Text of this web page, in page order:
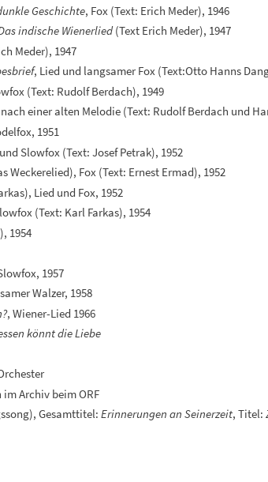
Geschichte, Fox (Text: Erich Meder), 1946
indische Wienerlied(Text Erich Meder), 1947
Meder), 1947
, Lied und langsamer Fox (Text:Otto Hanns
(Text: Rudolf Berdach), 1949
einer alten Melodie (Text: Rudolf Berdach und
1951
Slowfox (Text: Josef Petrak), 1952
Weckerelied), Fox (Text: Ernest Ermad), 1952
Lied und Fox, 1952
(Text: Karl Farkas), 1954
1954
1957
Walzer, 1958
, Wiener-Lied 1966
könnt die Liebe
Archiv beim ORF
Gesamttitel:Erinnerungen an Seinerzeit, Titel: